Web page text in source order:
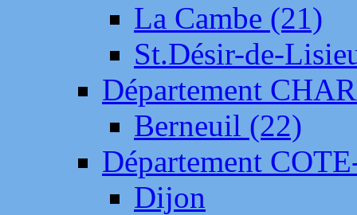
La Cambe (21)
St.Désir-de-
Département
Berneuil (22)
Département
Dijon